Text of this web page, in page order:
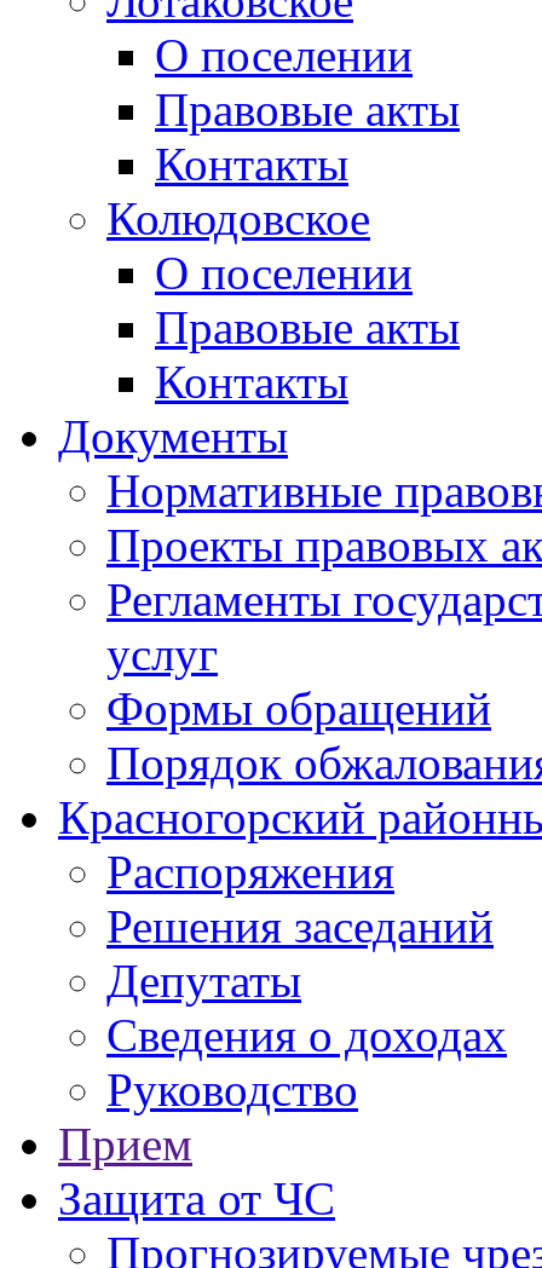
О поселении
Правовые акты
Контакты
Колюдовское
О поселении
Правовые акты
Контакты
Документы
Нормативные
Проекты правовых
Регламенты
услуг
Формы обращений
Порядок
Красногорский
Распоряжения
Решения заседаний
Депутаты
Сведения о доходах
Руководство
Прием
Защита от ЧС
Прогнозируемые